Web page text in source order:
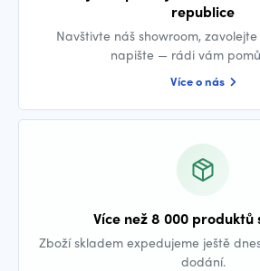
republice
Navštivte náš showroom,
napište — rádi vám
Více o nás
Více než 8 000 produktů
Zboží skladem expedujeme ještě
dodání.